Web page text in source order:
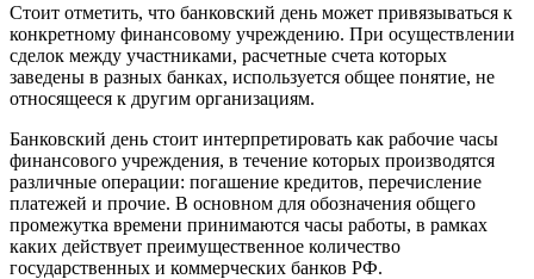
Стоит отметить, что банковский день может привязываться к
конкретному финансовому учреждению. При осуществлении
сделок между участниками, расчетные счета которых
заведены в разных банках, используется общее понятие, не
относящееся к другим организациям.
Банковский день стоит интерпретировать как рабочие часы
финансового учреждения, в течение которых производятся
различные операции: погашение кредитов, перечисление
платежей и прочие. В основном для обозначения общего
промежутка времени принимаются часы работы, в рамках
каких действует преимущественное количество
государственных и коммерческих банков РФ.